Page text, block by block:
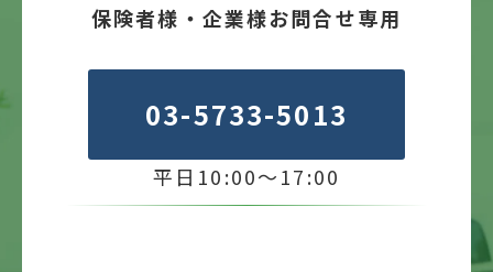
保険者様・企業様お問合せ専用
03-5733-5013
平日10:00～17:00